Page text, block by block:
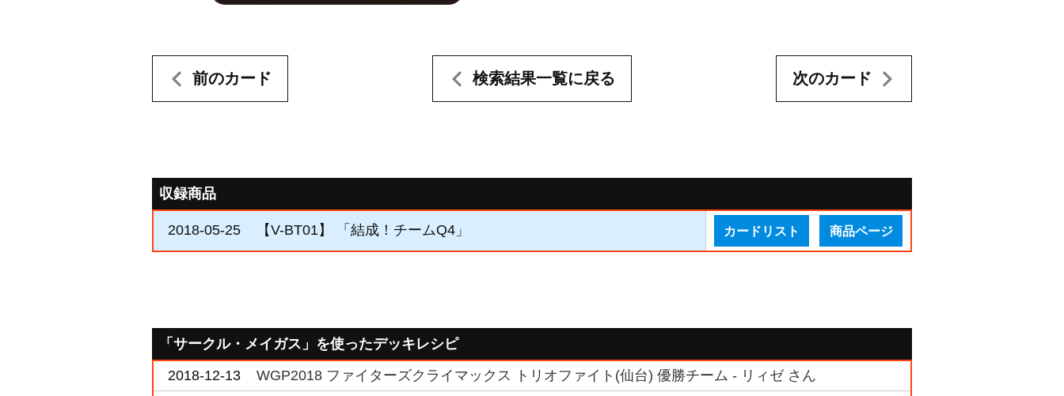
前のカード 検索結果一覧に戻る 次のカード
収録商品
2018-05-25 【V-BT01】 「結成！チームQ4」 カードリスト 商品ページ
「サークル・メイガス」を使ったデッキレシピ
2018-12-13
WGP2018 ファイターズクライマックス トリオファイト(仙台) 優勝チーム - リィゼ さん